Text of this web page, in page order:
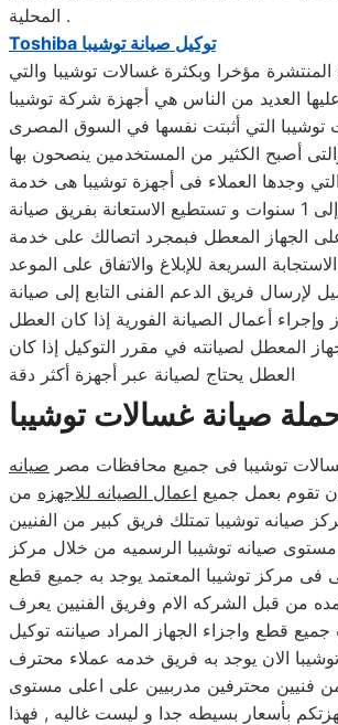
المحلية .
Toshiba
توكيل صيانةتوشيبا
مؤخرا وبكثرة غسالات توشيبا والتي
العديد من الناس هي أجهزة شركة توشيبا
توشيبا التي أثبتت نفسها في السوق المصرى
أصبح الكثير من المستخدمين ينصحون بها
وجدها العملاء فى أجهزة توشيبا هى خدمة
الضمان الذى يصل إلى 1 سنوات و تستطيع الاستعانة بفريق صيانة
على الجهاز المعطل فبمجرد اتصالك على خدمة
السريعة للإبلاغ والاتفاق على الموعد
لإرسال فريق الدعم الفنى التابع إلى صيانة
وإجراء أعمال الصيانة الفورية إذا كان العطل
المعطل لصيانته في مقرر التوكيل إذا كان
العطل يحتاج لصيانة عبر أجهزة أكثر دقة
صيانة غسالات توشيبا
توشيبا فى جميع محافظات مصر صيانه
تقوم بعمل جميع اعمال الصيانه للاجهزه من
صيانه توشيبا تمتلك فريق كبير من الفنيين
صيانه توشيبا الرسميه من خلال مركز
فى مركز توشيبا المعتمد يوجد به جميع قطع
من قبل الشركه الام وفريق الفنيين يعرف
قطع واجزاء الجهاز المراد صيانته توكيل
الان يوجد به فريق خدمه عملاء محترف
فنيين محترفين مدربيين على اعلى مستوى
بأسعار بسيطه جدا و ليست غاليه , فهذا